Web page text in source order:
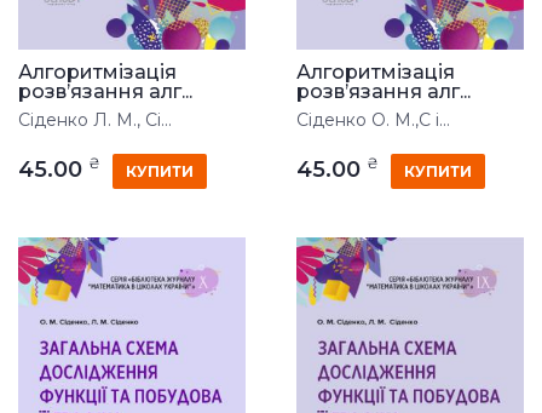
Алгоритмізація
розв’язання алг...
Сіденко Л. М., Сі...
45.00 ₴ КУПИТИ
Алгоритмізація
розв’язання алг...
Сіденко О. М.,С і...
45.00 ₴ КУПИТИ